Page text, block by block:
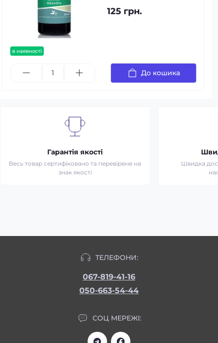
в наявності
125 грн.
До кошика
Гарантія якості
Весь товар сертифіковано та перевірене на
знак якості
Швидка
ТЕЛЕФОНИ:
067-819-41-16
050-663-54-44
СОЦ МЕРЕЖІ: